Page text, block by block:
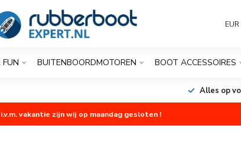
EUR
FUN BUITENBOORDMOTOREN BOOT ACCESSOIRES
Alles op
vakantie zijn wij op maandag gesloten !